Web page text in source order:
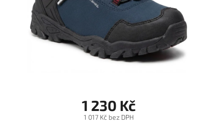
1 230 Kč
1 017 Kč bez DPH